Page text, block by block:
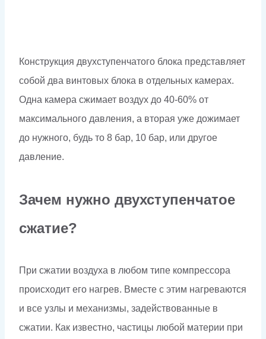
Конструкция двухступенчатого блока представляет
собой два винтовых блока в отдельных камерах.
Одна камера сжимает воздух до 40-60% от
максимального давления, а вторая уже дожимает
до нужного, будь то 8 бар, 10 бар, или другое
давление.
Зачем нужно двухступенчатое
сжатие?
При сжатии воздуха в любом типе компрессора
происходит его нагрев. Вместе с этим нагреваются
и все узлы и механизмы, задействованные в
сжатии. Как известно, частицы любой материи при